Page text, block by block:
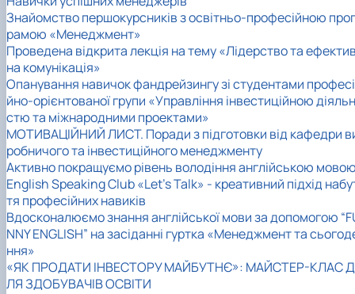
Знайомство першокурсників з освітньо-професійною прог
рамою «Менеджмент»
Проведена відкрита лекція на тему «Лідерство та
на комунікація»
Опанування навичок фандрейзингу зі студентами професі
йно-орієнтованої групи «Управління інвестиційною
стю та міжнародними проектами»
МОТИВАЦІЙНИЙ ЛИСТ. Поради з підготовки від кафедри
робничого та інвестиційного менеджменту
Активно покращуємо рівень володіння англійською
English Speaking Club «Let’s Talk» - креативний підхід
тя професійних навиків
Вдосконалюємо знання англійської мови за допомогою
NNY ENGLISH” на засіданні гуртка «Менеджмент та
ння»
«ЯК ПРОДАТИ ІНВЕСТОРУ МАЙБУТНЄ»: МАЙСТЕР-КЛАС Д
ЛЯ ЗДОБУВАЧІВ ОСВІТИ